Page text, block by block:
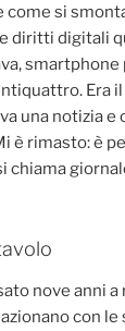
come si
diritti digitali
Era
una notizia e
è rimasto: è
chiama
nove anni
con